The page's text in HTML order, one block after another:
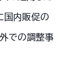
国内販促の
での調整事